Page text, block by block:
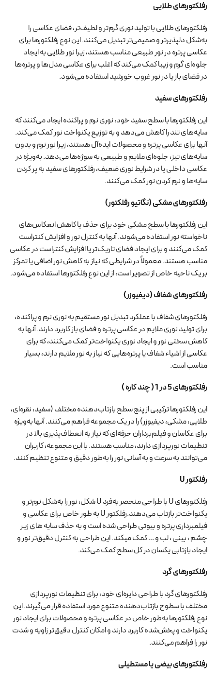
رفلکتورهای طلایی
رفلکتورهای طلایی با تولید نوری گرم‌تر و لطیف‌تر، فضای عکاسی را
به‌شکل دلپذیرتر و صمیمی‌تر تبدیل می‌کنند. این نوع رفلکتورها برای
عکاسی پرتره در نور طبیعی مناسب هستند، زیرا نور طلایی به ایجاد
جلوه‌ای گرم و زیبا کمک می‌کند که اغلب برای عکاسی مدل‌ها و پرتره‌ها
در فضای باز یا در نور غروب خورشید استفاده می‌شود.
رفلکتورهای سفید
این رفلکتورها با سطح سفید خود، نوری نرم و پراکنده ایجاد می‌کنند که
سایه‌های تند را کاهش می‌دهد و به توزیع یکنواخت نور کمک می‌کند.
آنها برای عکاسی پرتره و محصولات ایده‌آل هستند، زیرا نور نرم و بدون
سایه‌های تیز، جلوه‌ای ملایم و طبیعی به سوژه‌ها می‌دهد. به‌ویژه در
عکاسی داخلی یا در شرایط نوری ضعیف، رفلکتورهای سفید به پر کردن
سایه‌ها و نرم کردن نور کمک می‌کنند.
رفلکتورهای مشکی (نگاتیو رفلکتور)
این رفلکتورها با سطح مشکی خود برای حذف یا کاهش انعکاس‌های
ناخواسته نور استفاده می‌شوند. آنها به کنترل نور و افزایش کنتراست
کمک می‌کنند و برای ایجاد فضای تاریک‌تر یا افزایش کنتراست در عکاسی
مناسب هستند. معمولاً در شرایطی که نیاز به کاهش نور اضافی یا تمرکز
بر یک ناحیه خاص از تصویر است، از این نوع رفلکتورها استفاده می‌شود.
رفلکتورهای شفاف (دیفیوزر)
رفلکتورهای شفاف با عملکرد تبدیل نور مستقیم به نوری نرم و پراکنده،
برای تولید نوری ملایم در عکاسی پرتره و فضای باز کاربرد دارند. آنها به
کاهش سختی نور و ایجاد نوری یکنواخت‌تر کمک می‌کنند، که برای
عکاسی از اشیاء شفاف یا پرتره‌هایی که نیاز به نور ملایم دارند، بسیار
مناسب است.
رفلکتورهای 5 در 1 ( چند کاره )
این رفلکتورها ترکیبی از پنج سطح بازتاب‌دهنده مختلف (سفید، نقره‌ای،
طلایی، مشکی، دیفیوزر) را در یک مجموعه فراهم می‌کنند. آنها به‌ویژه
برای عکاسان و فیلم‌برداران حرفه‌ای که نیاز به انعطاف‌پذیری بالا در
تنظیمات نورپردازی دارند، مناسب هستند. با این مجموعه، کاربران
می‌توانند به سرعت و به آسانی نور را به‌طور دقیق و متنوع تنظیم کنند.
رفلکتورU
رفلکتورهای U با طراحی منحصر به‌فرد U شکل، نور را به‌شکل نرم‌تر و
یکنواخت‌تر بازتاب می‌دهند.رفلکتور U به طور خاص برای عکاسی و
فیلمبرداری پرتره و بیوتی طراحی شده است و به حذف سایه های زیر
چشم ، بینی ، لب و … کمک میکند. این طراحی به کنترل دقیق‌تر نور و
ایجاد بازتابی یکسان در کل سطح کمک می‌کند.
رفلکتورهای گرد
رفلکتورهای گرد با طراحی دایره‌ای خود، برای تنظیمات نورپردازی
مختلف با سطوح بازتاب‌دهنده متنوع مورد استفاده قرار می‌گیرند. این
نوع رفلکتورها به‌طور خاص در عکاسی پرتره و محصولات برای ایجاد نور
یکنواخت و پخش‌شده کاربرد دارند و امکان کنترل دقیق‌تر زاویه و شدت
نور را فراهم می‌کنند.
رفلکتورهای بیضی یا مستطیلی